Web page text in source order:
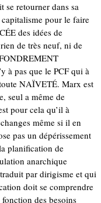
se retourner dans sa
pour le faire
des idées de
de très neuf, ni de
à pas que le PCF qui à
NAÏVETÉ. Marx est
seul a même de
pour cela qu’il à
même si il en
pas un dépérissement
planification de
anarchique
par dirigisme et qui
doit se comprendre
des besoins